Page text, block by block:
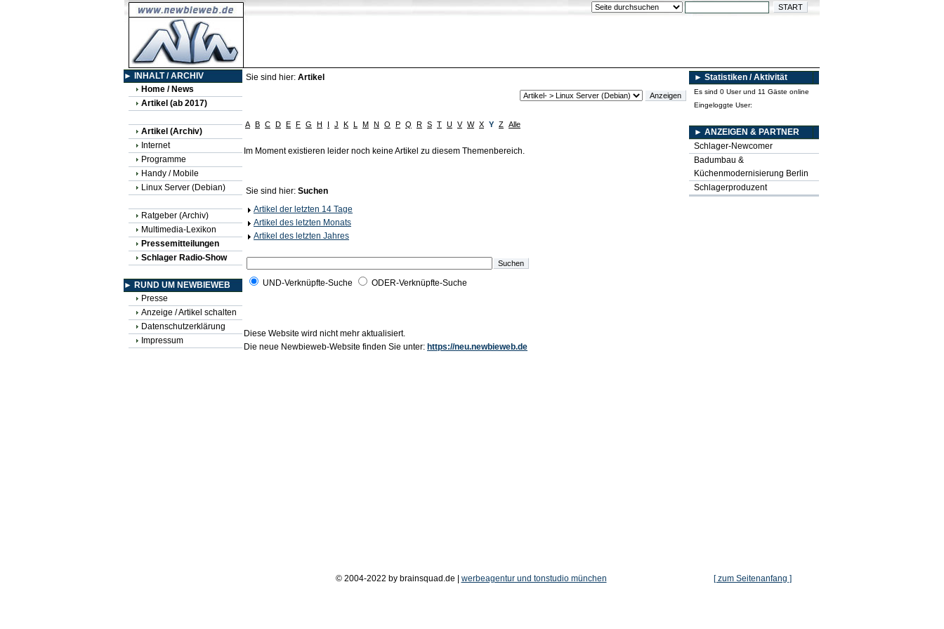
► INHALT / ARCHIV
Home / News
Artikel (ab 2017)
Artikel (Archiv)
Internet
Programme
Handy / Mobile
Linux Server (Debian)
Ratgeber (Archiv)
Multimedia-Lexikon
Pressemitteilungen
Schlager Radio-Show
► RUND UM NEWBIEWEB
Presse
Anzeige / Artikel schalten
Datenschutzerklärung
Impressum
Sie sind hier: Artikel
A B C D E F G H I J K L M N O P Q R S T U V W X Y Z Alle
Im Moment existieren leider noch keine Artikel zu diesem Themenbereich.
Sie sind hier: Suchen
Artikel der letzten 14 Tage
Artikel des letzten Monats
Artikel des letzten Jahres
UND-Verknüpfte-Suche ODER-Verknüpfte-Suche
Diese Website wird nicht mehr aktualisiert.
Die neue Newbieweb-Website finden Sie unter: https://neu.newbieweb.de
► Statistiken / Aktivität
Es sind 0 User und 11 Gäste online
Eingeloggte User:
► ANZEIGEN & PARTNER
Schlager-Newcomer
Badumbau &
Küchenmodernisierung Berlin
Schlagerproduzent
© 2004-2022 by brainsquad.de | werbeagentur und tonstudio münchen [ zum Seitenanfang ]